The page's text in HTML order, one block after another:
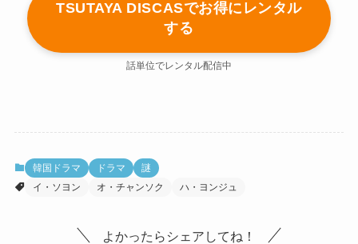
TSUTAYA DISCASでお得にレンタル
する
話単位でレンタル配信中
韓国ドラマ ドラマ
謎
イ・ソヨン
オ・チャンソク ハ・ヨンジュ
よかったらシェアしてね！